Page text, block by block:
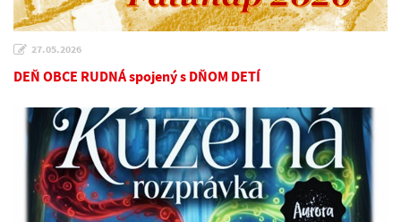
27.05.2026
DEŇ OBCE RUDNÁ spojený s DŇOM DETÍ